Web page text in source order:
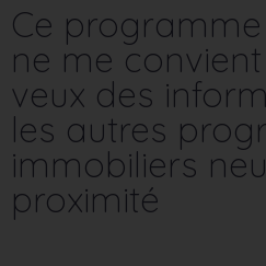
Ce
ne me
veux des
les autres
immobiliers
proximité